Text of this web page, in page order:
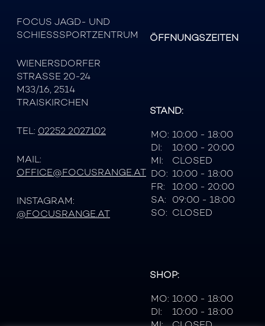
FOCUS JAGD- UND
SCHIESSSPORTZENTRUM
WIENERSDORFER
STRASSE 20-24
M33/16, 2514
TRAISKIRCHEN
TEL: 02252 2027102
MAIL:
OFFICE@FOCUSRANGE.AT
INSTAGRAM:
@FOCUSRANGE.AT
ÖFFNUNGSZEITEN
STAND:
MO: 10:00 - 18:00
DI:
10:00 - 20:00
MI:
CLOSED
DO: 10:00 - 18:00
FR:
10:00 - 20:00
SA: 09:00 - 18:00
SO: CLOSED
SHOP:
MO: 10:00 - 18:00
DI:
10:00 - 18:00